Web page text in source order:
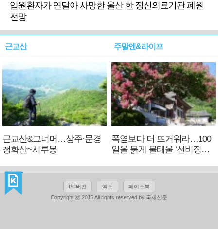
입원환자가 연달아 사망한 울산 한 정신의료기관 폐원
전망
근교산
근교산&그너머…상주·문경
청화산~시루봉
주말엔&라이프
폭염보다 더 뜨거워라…100
일을 붉게 불태울 ‘선비정신’
PC버전 엑스
페이스북
Copyright ⓒ 2015 All rights reserved by 국제신문